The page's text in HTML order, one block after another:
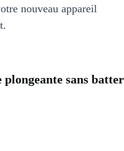
nouveau appareil
sans